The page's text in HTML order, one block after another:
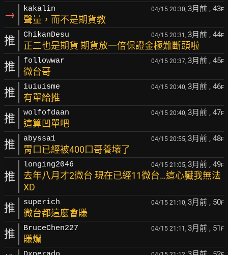
→ kakalin 04/15 20:30, 3月前 , 43F
聲量，而不是期貨教
推 ChikanDesu 04/15 20:31, 3月前 , 44F
正二也是期貨 期貨放一倍保證金極難斷頭啦
推 followwar 04/15 20:37, 3月前 , 45F
微台哥
推 iuiuisme 04/15 20:40, 3月前 , 46F
有單給推
推 wolfofdaan 04/15 20:40, 3月前 , 47F
這算凹單吧
推 abyssa1 04/15 20:55, 3月前 , 48F
胃口已經被400口哥養壞了
推
longing2046 04/15 21:05, 3月前 , 49F
去年八月才2微台 現在已經11微台…這心臟我無法
XD
推 superich 04/15 21:10, 3月前 , 50F
微台都這麼會賺
推 BruceChen227 04/15 21:11, 3月前 , 51 F
賺爛